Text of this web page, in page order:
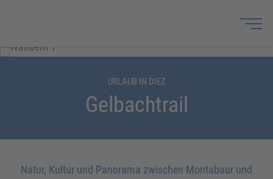
Gelbachtrail
URLAUB IN DIEZ
Natur, Kultur und Panorama zwischen Montabaur und